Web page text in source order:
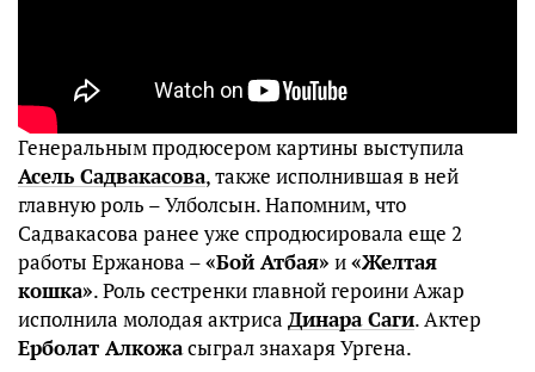
Генеральным продюсером картины выступила
Асель Садвакасова, также исполнившая в ней
главную роль – Улболсын. Напомним, что
Садвакасова ранее уже спродюсировала еще 2
работы Ержанова –«Бой Атбая» и«Желтая
кошка». Роль сестренки главной героини Ажар
исполнила молодая актриса Динара Саги. Актер
Ерболат Алкожасыграл знахаря Ургена.